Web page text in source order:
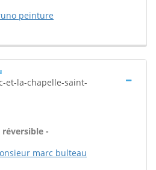
peinture
et-la-chapelle-saint-
-
marc bulteau